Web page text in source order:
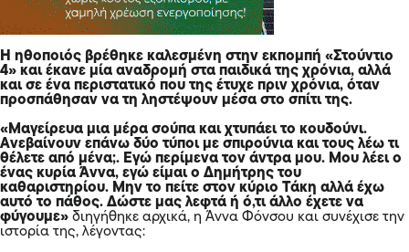
Η ηθοποιός βρέθηκε καλεσμένη στην εκπομπή «Στούντιο
4» και έκανε μία αναδρομή στα παιδικά της χρόνια, αλλά
και σε ένα περιστατικό που της έτυχε πριν χρόνια, όταν
προσπάθησαν να τη ληστέψουν μέσα στο σπίτι της.
«Μαγείρευα μια μέρα σούπα και χτυπάει το κουδούνι.
Ανεβαίνουν επάνω δύο τύποι με σπιρούνια και τους λέω τι
θέλετε από μένα;. Εγώ περίμενα τον άντρα μου. Μου λέει ο
ένας κυρία Άννα, εγώ είμαι ο Δημήτρης του
καθαριστηρίου. Μην το πείτε στον κύριο Τάκη αλλά έχω
αυτό το πάθος. Δώστε μας λεφτά ή ό,τι άλλο έχετε να
φύγουμε» διηγήθηκε αρχικά, η Άννα Φόνσου και συνέχισε την
ιστορία της, λέγοντας: